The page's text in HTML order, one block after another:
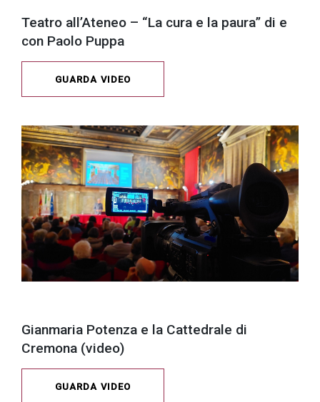
Teatro all’Ateneo – “La cura e la paura” di e
con Paolo Puppa
GUARDA VIDEO
Gianmaria Potenza e la Cattedrale di
Cremona (video)
GUARDA VIDEO